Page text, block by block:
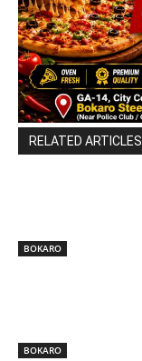
RELATED ARTICLES
BOKARO
BOKARO